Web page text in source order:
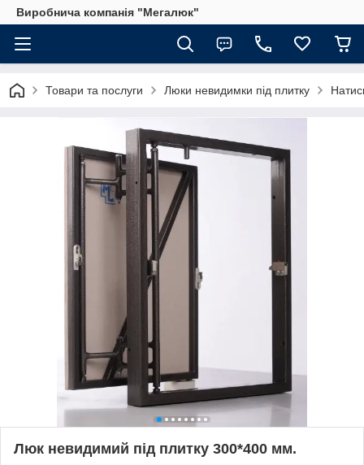
Виробнича компанія "Мегалюк"
Товари та послуги Люки невидимки під плитку
Люк невидимий під плитку 300*400 мм.